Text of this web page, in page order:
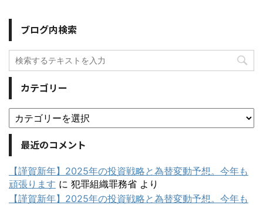
ブログ内検索
カテゴリー
最近のコメント
【謹賀新年】2025年の投資戦略と為替変動予想。今年も
頑張ります に 犯罪組織罪務省 より
【謹賀新年】2025年の投資戦略と為替変動予想。今年も